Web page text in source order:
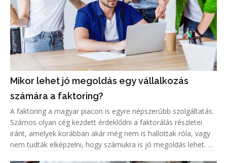
Mikor lehet jó megoldás egy vállalkozás
számára a faktoring?
A faktoring a magyar piacon is egyre népszerűbb szolgáltatás.
Számos olyan cég kezdett érdeklődni a faktorálás részletei
iránt, amelyek korábban akár még nem is hallottak róla, vagy
nem tudták elképzelni, hogy számukra is jó megoldás lehet. A